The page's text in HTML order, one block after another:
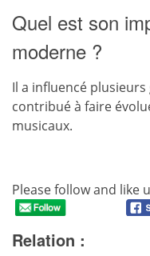
Quel est son
moderne ?
Il a influencé
contribué à faire
musicaux.
Please follow and like
Relation :